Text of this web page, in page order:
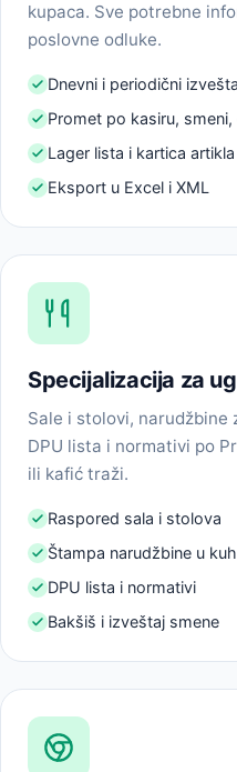
kupaca. Sve potrebne
poslovne odluke.
Dnevni i periodični
Promet po kasiru,
Lager lista i kartica artikla
Eksport u Excel i XML
Specijalizacija za
Sale i stolovi, narudžbine
DPU lista i normativi po
ili kafić traži.
Raspored sala i stolova
Štampa narudžbine u
DPU lista i normativi
Bakšiš i izveštaj smene